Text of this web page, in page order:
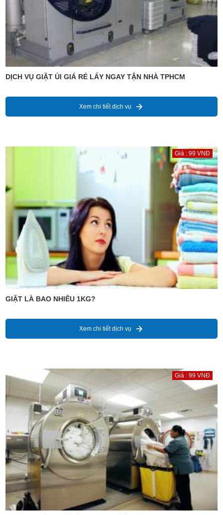
DỊCH VỤ GIẶT ỦI GIÁ RẺ LẤY NGAY TẬN NHÀ TPHCM
Xem chi tiết dịch vụ
Giá : 99 VNĐ
GIẶT LÀ BAO NHIÊU 1KG?
Xem chi tiết dịch vụ
Giá : 99 VNĐ